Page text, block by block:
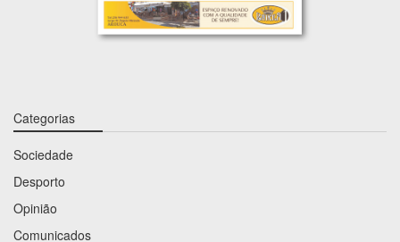
Categorias
Sociedade
Desporto
Opinião
Comunicados